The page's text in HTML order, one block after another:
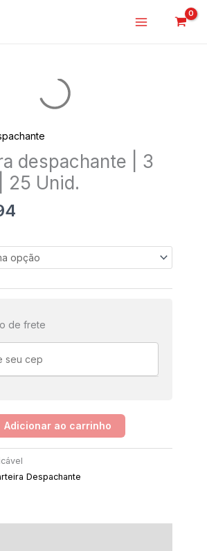
despachante | 3
25 Unid.
de frete
Adicionar ao carrinho
Despachante